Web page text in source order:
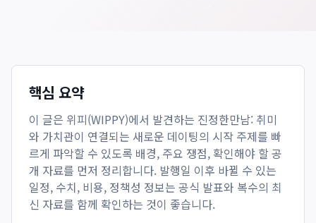
핵심 요약
이 글은 위피(WIPPY)에서 발견하는 진정한만남: 취미
와 가치관이 연결되는 새로운 데이팅의 시작 주제를 빠
르게 파악할 수 있도록 배경, 주요 쟁점, 확인해야 할 공
개 자료를 먼저 정리합니다. 발행일 이후 바뀔 수 있는
일정, 수치, 비용, 정책성 정보는 공식 발표와 복수의 최
신 자료를 함께 확인하는 것이 좋습니다.